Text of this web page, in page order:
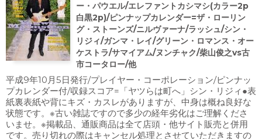
ー・パウエル/エレファントカシマシ(カラー2p
白黒2p)/ピンナップカレンダー=ザ・ローリン
グ・ストーンズ/ニルヴァーナ/ラッシュ/シン・
リジィ/ガンマ・レイ/グリーン・ロマンス・オー
ケストラ/サマイアム/ヌンチャク/柴山俊之vs古
市コータロー/他
平成9年10月5日発行/プレイヤー・コーポレーション/ピンナッ
プカレンダー付/収録スコア=「ヤツらは町へ」シン・リジィ●表
紙裏表紙や背にキズ・カスレがありますが、中身は概ね良好な
状態です。※古い雑誌ですので多少の経年劣化はご理解くださ
いませ。※掲載品、通販商品は全て店頭・他サイト販売と併用
です。売り切れの際はキャンセル処理とさせていただきますの